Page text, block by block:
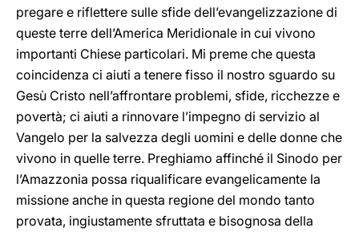
pregare e riflettere sulle sfide dell’evangelizzazione di
queste terre dell’America Meridionale in cui vivono
importanti Chiese particolari. Mi preme che questa
coincidenza ci aiuti a tenere fisso il nostro sguardo su
Gesù Cristo nell’affrontare problemi, sfide, ricchezze e
povertà; ci aiuti a rinnovare l’impegno di servizio al
Vangelo per la salvezza degli uomini e delle donne che
vivono in quelle terre. Preghiamo affinché il Sinodo per
l’Amazzonia possa riqualificare evangelicamente la
missione anche in questa regione del mondo tanto
provata, ingiustamente sfruttata e bisognosa della